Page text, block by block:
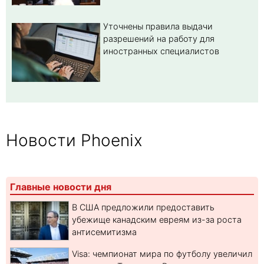
Уточнены правила выдачи
разрешений на работу для
иностранных специалистов
Новости Phoenix
Главные новости дня
В США предложили предоставить
убежище канадским евреям из-за роста
антисемитизма
Visa: чемпионат мира по футболу увеличил